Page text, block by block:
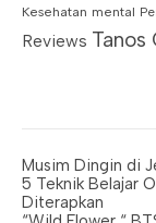
Kesehatan mental
Reviews Tanos
Musim Dingin di
5 Teknik Belajar
Diterapkan